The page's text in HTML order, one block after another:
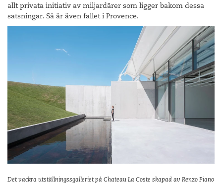
allt privata initiativ av miljardärer som ligger bakom dessa
satsningar. Så är även fallet i Provence.
Det vackra utställningssgalleriet på Chateau La Coste skapad av Renzo Piano